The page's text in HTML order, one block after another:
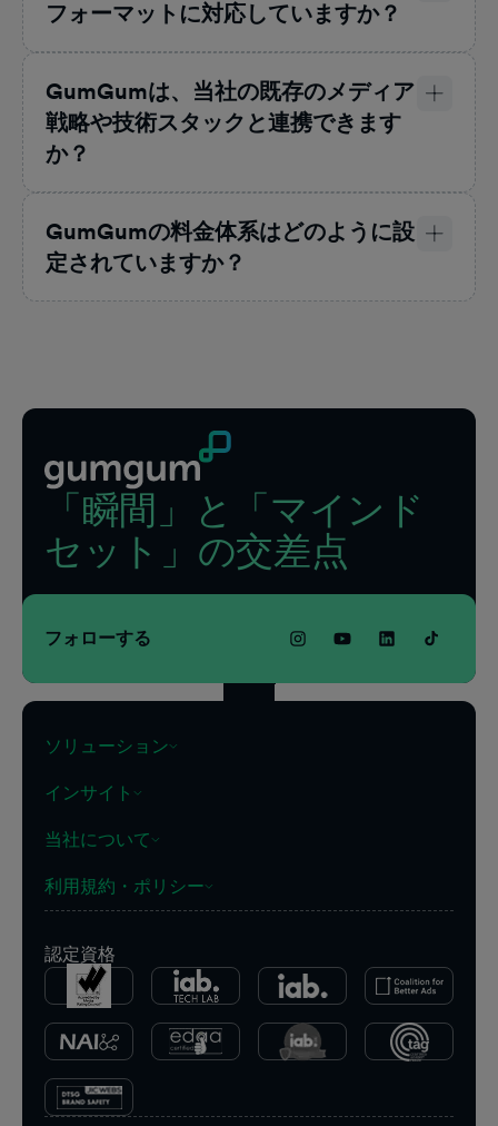
フォーマットに対応していますか？
GumGumは、当社の既存のメディア
戦略や技術スタックと連携できます
か？
GumGumの料金体系はどのように設
定されていますか？
「瞬間」と「マインド
セット」の交差点
フォローする
ソリューション
インサイト
当社について
利用規約・ポリシー
認定資格